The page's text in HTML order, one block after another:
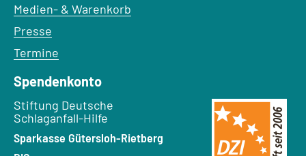
Medien- & Warenkorb
Presse
Termine
Spendenkonto
Empfänger:
Stiftung Deutsche
Schlaganfall-Hilfe
Bank:
Sparkasse Gütersloh-Rietberg